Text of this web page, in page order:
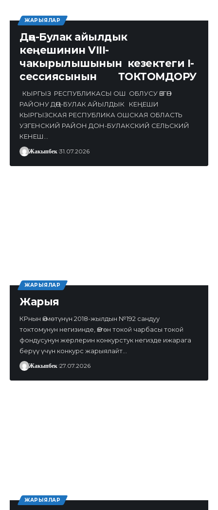
ЖАРЫЯЛАР
Дөң-Булак айылдык
кеңешинин VIII-
чакырылышынын кезектеги I-
сессиясынын ТОКТОМДОРУ
КЫРГЫЗ РЕСПУБЛИКАСЫ ОШ ОБЛУСУ ӨЗГӨН
РАЙОНУ ДӨҢ-БУЛАК АЙЫЛДЫК КЕҢЕШИ
КЫРГЫЗСКАЯ РЕСПУБЛИКА ОШСКАЯ ОБЛАСТЬ
УЗГЕНСКИЙ РАЙОН ДОН-БУЛАКСКИЙ СЕЛЬСКИЙ
КЕНЕШ…
Жакыпбек 31.07.2026
ЖАРЫЯЛАР
Жарыя
КРнын Өкмөтүнүн 2018-жылдын №192 сандуу
токтомунун негизинде, Өзгөн токой чарбасы токой
фондусунун жерлерин конкурстук негизде ижарага
берүү үчүн конкурс жарыялайт…
Жакыпбек 27.07.2026
ЖАРЫЯЛАР